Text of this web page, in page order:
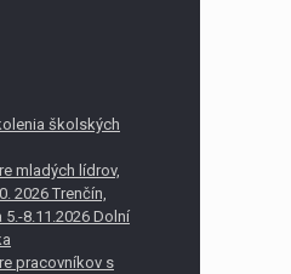
školských
mladých lídrov,
2026 Trenčín,
8.11.2026 Dolní
pracovníkov s